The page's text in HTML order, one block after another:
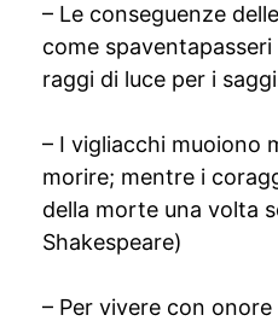
– Le conseguenze
come
raggi di luce per i
– I vigliacchi muoiono
morire; mentre i
della morte una volta
Shakespeare)
– Per vivere con